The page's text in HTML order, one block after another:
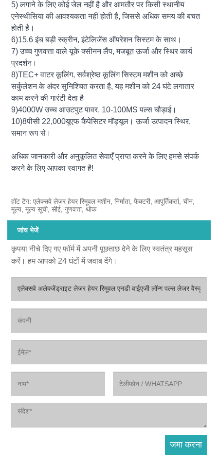
5) लगाने के लिए कोई जेल नहीं है और आमतौर पर किसी स्थानीय
एनेस्थीसिया की आवश्यकता नहीं होती है, जिससे अधिक समय की बचत
होती है।
6)15.6 इंच बड़ी स्क्रीन, इंटेलिजेंस ऑपरेशन सिस्टम के साथ।
7) उच्च गुणवत्ता वाले यूके क्सीनन लैंप, मजबूत ऊर्जा और स्थिर कार्य
प्रदर्शन।
8)TEC+ वाटर कूलिंग, सर्वश्रेष्ठ कूलिंग सिस्टम मशीन को अच्छे
सर्कुलेशन के अंदर सुनिश्चित करता है, यह मशीन को 24 घंटे लगातार
काम करने की गारंटी देता है
9)4000W उच्च आउटपुट पावर, 10-100MS पल्स चौड़ाई।
10)8पीसी 22,000यूएफ कैपेसिटर मॉड्यूल। ऊर्जा उत्पादन स्थिर,
समान रूप से।
अधिक जानकारी और अनुकूलित सेवाएँ प्राप्त करने के लिए हमसे संपर्क
करने के लिए आपका स्वागत है!
हॉट टैग: एलेक्सवे लेजर हेयर रिमूवल मशीन, निर्माता, फैक्टरी, आपूर्तिकर्ता, चीन,
मूल्य, मूल्य सूची, सीई, गुणवत्ता, थोक
जांच भेजें
कृपया नीचे दिए गए फॉर्म में अपनी पूछताछ देने के लिए स्वतंत्र महसूस
करें। हम आपको 24 घंटों में जवाब देंगे।